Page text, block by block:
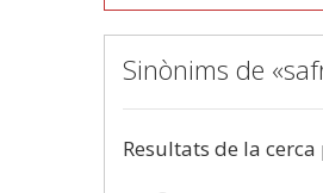
Sinònims de
Resultats de la cerca